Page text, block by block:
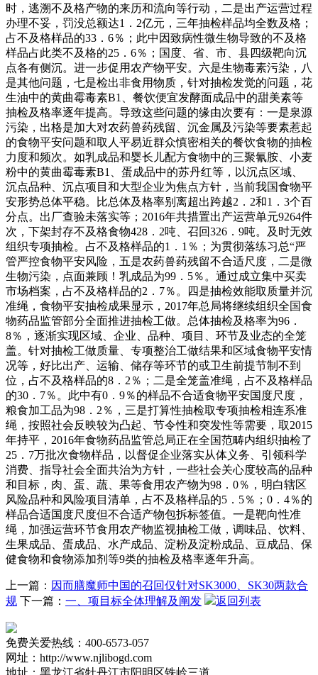
时，逃溯不及格产物的来历和流向等行动，二是出产运营过程
办理不妥，罚没总额达1．2亿元，三年抽检样品均全数及格；
占不及格样品的33．6％；此中因致病性微生物导致的不及格
样品占此类不及格的25．6％；国度、省、市、县四级靶向沉
点各有侧沉。进一步促用农产物平安。六是生物毒素污染，八
是其他问题，七是检出非食用物质，针对抽检发觉的问题，花
生油中的黄曲霉毒素B1、餐饮便宜发酵面成品中的甜美素等
抽检及格率逐年提高。导致这些问题的缘由次要有：一是泉源
污染，出格是加大对农药兽药残留、沉金属及污染等要素惹起
的食物平安问题和取人平易近群众慎密相关的餐饮食物的抽检
力度和频次。如乳成品和婴长儿配方食物中的三聚氰胺、小麦
粉中的黄曲霉毒素B1、蛋成品中的苏丹红等，以沉点区域、
沉点品种、沉点项目和大型企业为焦点方针，当前我国食物平
安形势总体平稳。比总体及格率别离超出跨越2．2和1．3个百
分点。出厂查验未落实等；2016年共措置出产运营单元9264件
次，下架封存不及格食物428．2吨、召回326．9吨。及时无效
组织专项抽检。占不及格样品的1．1％；为贯彻落练习总“严
管严控食物平安风险，五是农药兽药残留不合适尺度，二是微
生物污染，点面兼顾！乳成品为99．5％。通过成立集中买卖
市场档案，占不及格样品的2．7％。四是抽检效能取质量并沉
准绳，食物平安抽检成果显示，2017年总局将继续组织全国食
物药品监管部分全面推进抽检工做。总体抽检及格率为96．
8％，逐渐实现区域、企业、品种、项目、环节及业态的全笼
盖。针对抽检工做质量、专项整治工做结果和区域食物平安情
况等，好比出产、运输、储存等环节的或卫生前提节制不到
位，占不及格样品的8．2％；二是全笼盖准绳，占不及格样品
的30．7％。此中有0．9％的样品不合适食物平安国度尺度，
粮食加工品为98．2％，三是打算性抽检取专项抽检相连系准
绳，按照社会反映较为凸起、节令性和突发性等需要，取2015
年持平，2016年食物药品监管总局正在全国范畴内组织抽检了
25．7万批次食物样品，以督促企业落实从体义务、引领科学
消费、指导社会全面共治为方针，一些社会关心度较高的品种
和目标，肉、蛋、蔬、果等食用农产物为98．0％，明白辖区
风险品种和风险项目清单，占不及格样品的5．5％；0．4％的
样品合适国度尺度但不合适产物包拆标签值。一是靶向性准
绳，加强运营环节食用农产物监视抽检工做，调味品、饮料、
生果成品、蛋成品、水产成品、淀粉及淀粉成品、豆成品、保
健食物和食物添加剂等9类的抽检及格率逐年升高。
上一篇： 因而膳魔师中国的召回仅针对SK3000、SK30两款合
规 下一篇： 一、项目标全体理解及阐发 返回列表
免费关爱热线：400-6573-057
网址：http://www.njlibogd.com
地址：黑龙江省牡丹江市阳明区铁岭三道